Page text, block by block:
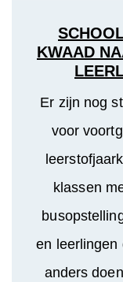
KWAAD
Er zijn nog
voor
klassen
en leerlingen
anders